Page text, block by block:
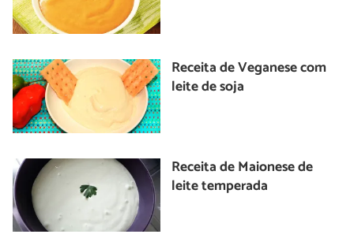
Receita de Veganese com
leite de soja
Receita de Maionese de
leite temperada